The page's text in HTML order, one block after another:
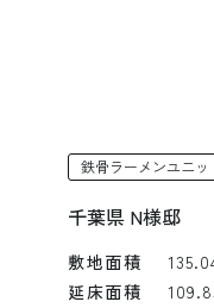
鉄骨ラーメンユニッ
千葉県 N様邸
敷地面積
延床面積